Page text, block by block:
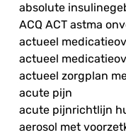
absolute
ACQ ACT astma
actueel
actueel
actueel zorgplan
acute pijn
acute pijnrichtlijn
aerosol met